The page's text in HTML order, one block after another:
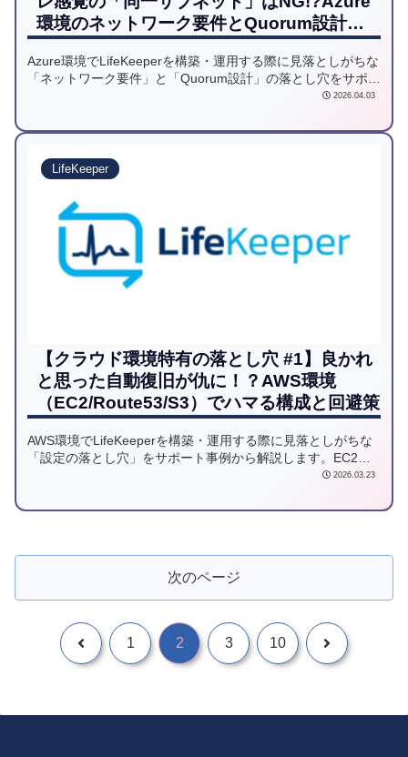
環境のネットワーク要件とQuorum設計の
最適解
Azure環境でLifeKeeperを構築・運用する際に見落としがちな
「ネットワーク要件」と「Quorum設計」の落とし穴をサポー
ト事例から解説します。オンプレミス感覚の「同一サブネッ
ための最適なフェンシング手法（SCSI-3 PRやWitnessサーバ
安定稼働のための解決策と再発防止策を提供します。
2026.04.03
LifeKeeper
【クラウド環境特有の落とし穴 #1】良かれ
と思った自動復旧が仇に！？AWS環境
（EC2/Route53/S3）でハマる構成と回避策
AWS環境でLifeKeeperを構築・運用する際に見落としがちな
「設定の落とし穴」をサポート事例から解説します。EC2の
Auto Recovery（自動復旧）との競合によるクラスタ停止リス
点など、クラウド特有の事象から原因を読み解き、安定稼働
2026.03.23
次のページ
1 2 3 10